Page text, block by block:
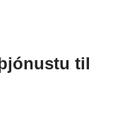
til